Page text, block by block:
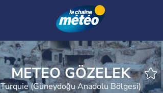
METEO GÖZELEK
Turquie (Güneydoğu Anadolu Bölgesi)